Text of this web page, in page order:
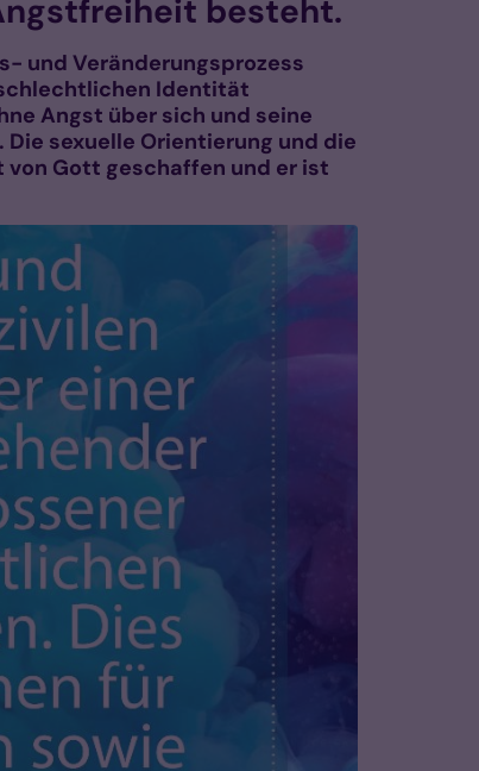
besteht.
und Veränderungsprozess
Identität
Angst über sich und seine
sexuelle Orientierung und die
Gott geschaffen und er ist